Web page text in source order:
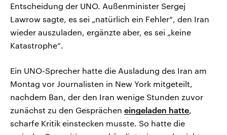
Entscheidung der UNO. Außenminister Sergej
Lawrow sagte, es sei „natürlich ein Fehler“, den Iran
wieder auszuladen, ergänzte aber, es sei „keine
Katastrophe“.
Ein UNO-Sprecher hatte die Ausladung des Iran am
Montag vor Journalisten in New York mitgeteilt,
nachdem Ban, der den Iran wenige Stunden zuvor
zunächst zu den Gesprächen eingeladen hatte,
scharfe Kritik einstecken musste. So hatte die